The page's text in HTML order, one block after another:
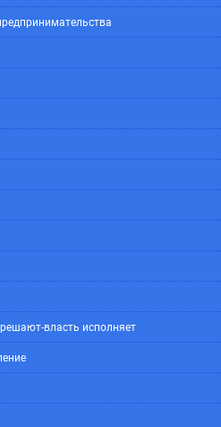
власть исполняет